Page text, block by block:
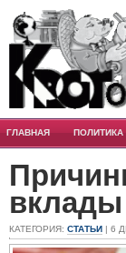
ГЛАВНАЯ ПОЛИТИКА
КАТЕГОРИЯ: СТАТЬИ | 6